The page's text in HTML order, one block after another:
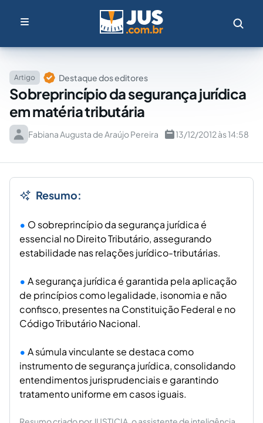
Artigo Destaque dos editores
Sobreprincípio da segurança jurídica
em matéria tributária
Fabiana Augusta de Araújo Pereira 13/12/2012 às 14:58
Resumo:
O sobreprincípio da segurança jurídica é
essencial no Direito Tributário, assegurando
estabilidade nas relações jurídico-tributárias.
A segurança jurídica é garantida pela aplicação
de princípios como legalidade, isonomia e não
confisco, presentes na Constituição Federal e no
Código Tributário Nacional.
A súmula vinculante se destaca como
instrumento de segurança jurídica, consolidando
entendimentos jurisprudenciais e garantindo
tratamento uniforme em casos iguais.